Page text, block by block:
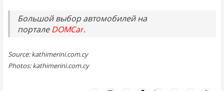
Большой выбор автомобилей на
порталеDOMCar.
Source: kathimerini.com.cy
Photos: kathimerini.com.cy